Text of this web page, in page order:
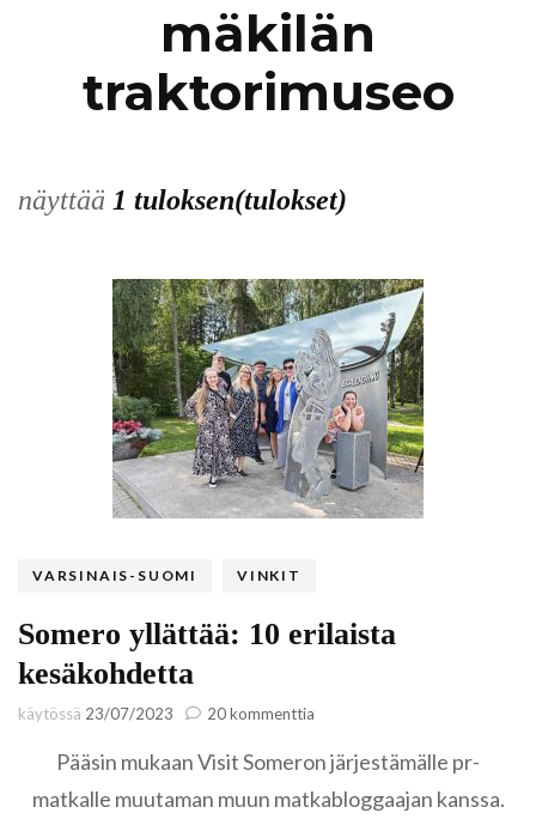
mäkilän
traktorimuseo
näyttää 1 tuloksen(tulokset)
VARSINAIS-SUOMI VINKIT
Somero yllättää: 10 erilaista
kesäkohdetta
käytössä 23/07/2023 20 kommenttia
yllättää:
erilaista
Pääsin mukaan Visit Someron järjestämälle pr-
matkalle muutaman muun matkabloggaajan kanssa.